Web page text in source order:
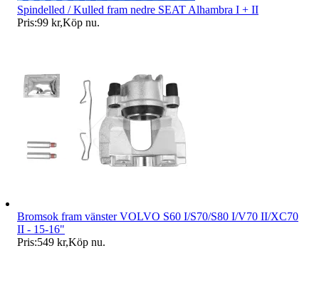
Spindelled / Kulled fram nedre SEAT Alhambra I + II
Pris:99 kr,Köp nu.
Bromsok fram vänster VOLVO S60 I/S70/S80 I/V70 II/XC70
II - 15-16"
Pris:549 kr,Köp nu.